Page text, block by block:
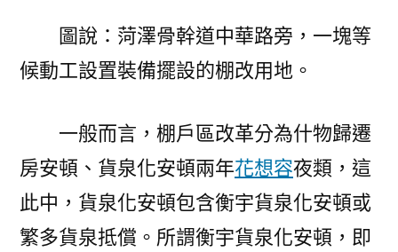
圖說：菏澤骨幹道中華路旁，一塊等
候動工設置裝備擺設的棚改用地。
一般而言，棚戶區改革分為什物歸遷
房安頓、貨泉化安頓兩年花想容夜類，這
此中，貨泉化安頓包含衡宇貨泉化安頓或
繁多貨泉抵償。所謂衡宇貨泉化安頓，即